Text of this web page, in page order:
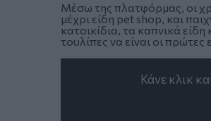
Μέσω της πλατφόρμας, οι
μέχρι είδη pet shop, και
κατοικίδια, τα καπνικά
τουλίπες να είναι οι
Κάνε κλικ